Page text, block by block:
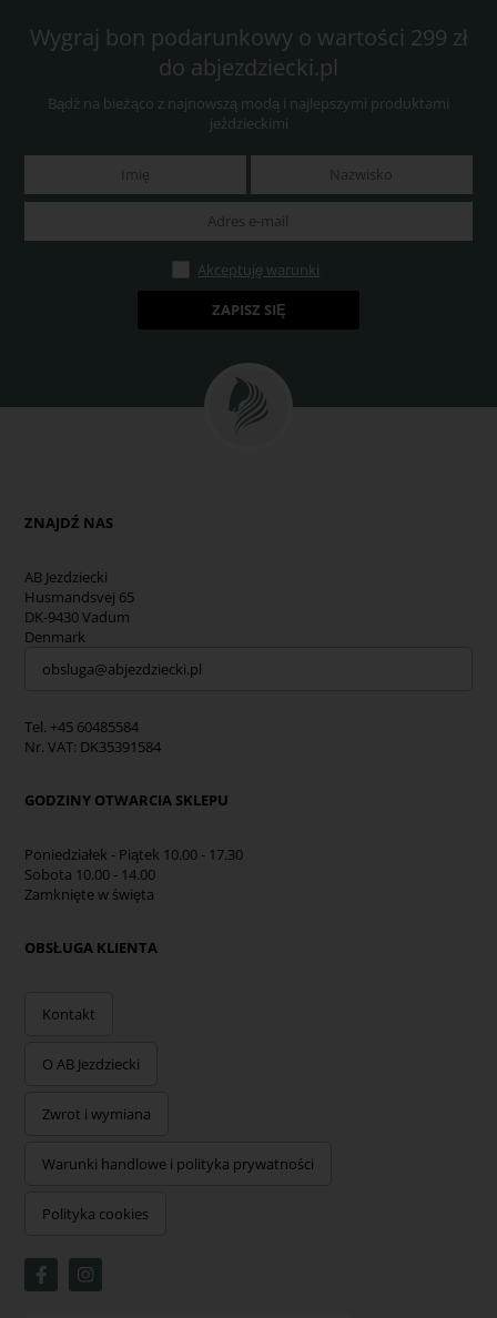
Wygraj bon podarunkowy o wartości 299 zł
do abjezdziecki.pl
Bądź na bieżąco z najnowszą modą i najlepszymi produktami
jeździeckimi
Akceptuję warunki
ZNAJDŹ NAS
AB Jezdziecki
Husmandsvej 65
DK-9430 Vadum
Denmark
obsluga@abjezdziecki.pl
Tel. +45 60485584
Nr. VAT: DK35391584
GODZINY OTWARCIA SKLEPU
Poniedziałek - Piątek 10.00 - 17.30
Sobota 10.00 - 14.00
Zamknięte w święta
OBSŁUGA KLIENTA
Kontakt
O AB Jezdziecki
Zwrot i wymiana
Warunki handlowe i polityka prywatności
Polityka cookies